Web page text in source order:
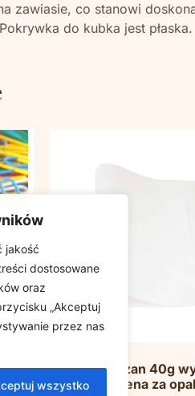
jakość
dostosowane
oraz
„Akceptuj
przez nas
wszystko
zawiasie, co stanowi
do kubka jest płaska.
Papier siarczan 40g
50x70cm, cena za